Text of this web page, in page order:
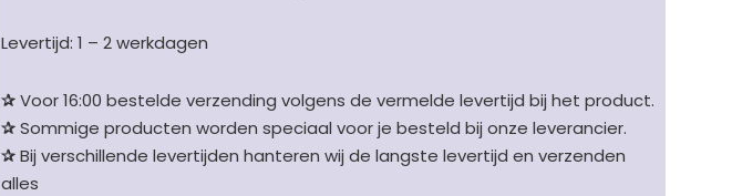
Levertijd: 1 – 2 werkdagen
✰Voor 16:00 bestelde verzending volgens de vermelde levertijd bij het product.
✰Sommige producten worden speciaal voor je besteld bij onze leverancier.
✰Bij verschillende levertijden hanteren wij de langste levertijd en verzenden
alles